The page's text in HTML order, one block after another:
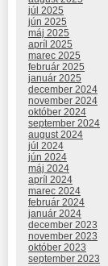
júl 2025
jún 2025
máj 2025
apríl 2025
marec 2025
február 2025
január 2025
december 2024
november 2024
október 2024
september 2024
august 2024
júl 2024
jún 2024
máj 2024
apríl 2024
marec 2024
február 2024
január 2024
december 2023
november 2023
október 2023
september 2023